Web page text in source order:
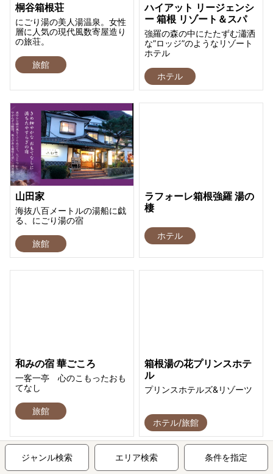
桐谷箱根荘
にごり湯の美人湯温泉。女性
層に人気の現代風数寄屋造り
の旅荘。
旅館
ハイアット リージェンシ
ー 箱根 リゾート＆スパ
強羅の森の中にたたずむ瀟洒
な”ロッジ”のようなリゾート
ホテル
ホテル
山田家
海抜八百メートルの湯船に戯
る、にごり湯の宿
旅館
ラフォーレ箱根強羅 湯の
棲
ホテル
和みの宿 華ごころ
一客一亭 心のこもったおも
てなし
旅館
箱根湯の花プリンスホテ
ル
プリンスホテルズ&リゾーツ
ホテル/旅館
ジャンル検索 エリア検索 条件を指定